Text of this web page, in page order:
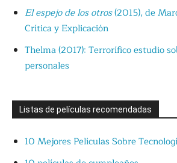
El espejo de los otros(2015), de
Crítica y Explicación
Thelma (2017): Terrorífico estudio
personales
Listas de películas recomendadas
10 Mejores Películas Sobre